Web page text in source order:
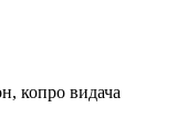
копро видача